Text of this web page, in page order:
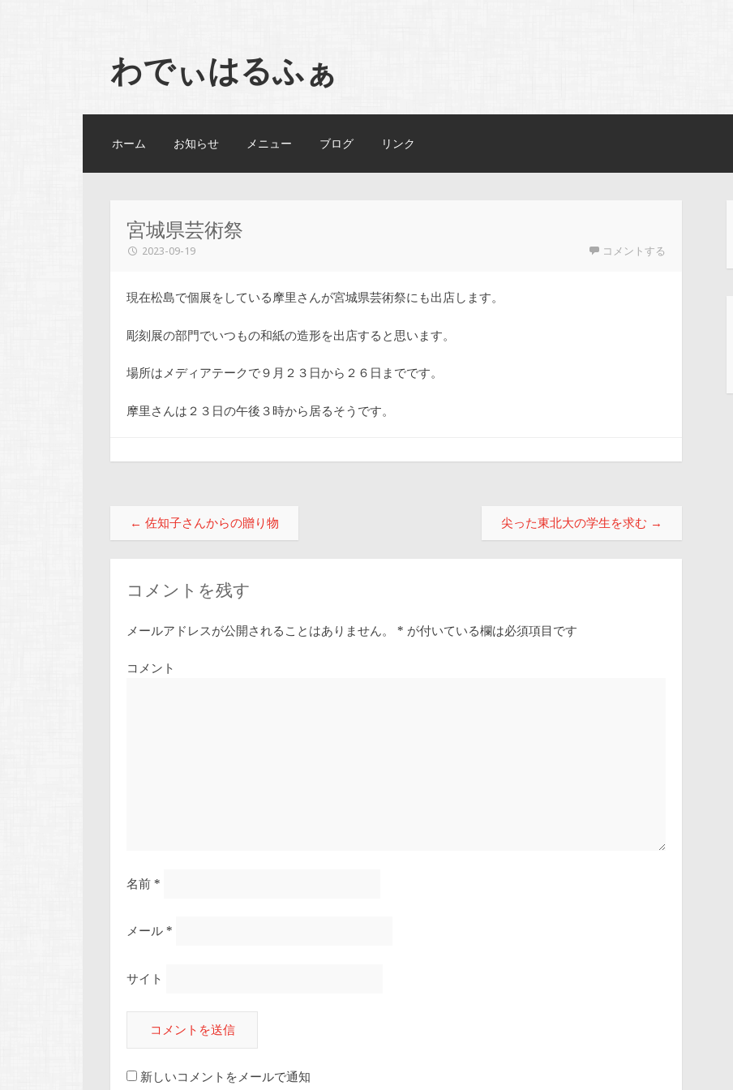
わでぃはるふぁ
ホーム お知らせ メニュー ブログ リンク
宮城県芸術祭
2023-09-19 コメントする
現在松島で個展をしている摩里さんが宮城県芸術祭にも出店します。
彫刻展の部門でいつもの和紙の造形を出店すると思います。
場所はメディアテークで９月２３日から２６日までです。
摩里さんは２３日の午後３時から居るそうです。
投稿ナビゲーション
← 佐知子さんからの贈り物 尖った東北大の学生を求む →
コメントを残す
メールアドレスが公開されることはありません。 * が付いている欄は必須項目です
コメント
名前 *
メール *
サイト
新しいコメントをメールで通知